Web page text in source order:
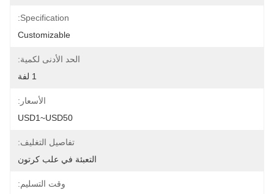
Specification:
Customizable
الحد الأدنى لكمية:
1 لفة
الأسعار:
USD1~USD50
تفاصيل التغليف:
التعبئة في علب كرتون
وقت التسليم: